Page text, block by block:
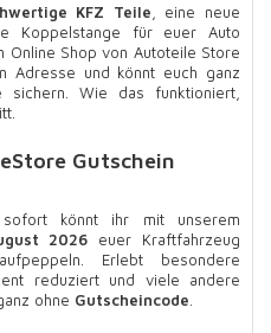
KFZ Teile , eine neue
Koppelstange für euer Auto
Shop von Autoteile Store
Adresse und könnt euch ganz
sichern. Wie das funktioniert,
Gutschein
könnt ihr mit unserem
2026 euer Kraftfahrzeug
Erlebt besondere
reduziert und viele andere
ohne Gutscheincode